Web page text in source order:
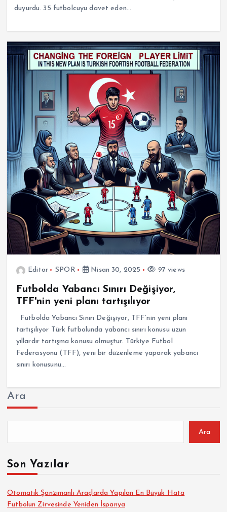
duyurdu. 35 futbolcuyu davet eden…
Editor SPOR Nisan 30, 2025 97 views
Futbolda Yabancı Sınırı Değişiyor,
TFF'nin yeni planı tartışılıyor
Futbolda Yabancı Sınırı Değişiyor, TFF’nin yeni planı
tartışılıyor Türk futbolunda yabancı sınırı konusu uzun
yıllardır tartışma konusu olmuştur. Türkiye Futbol
Federasyonu (TFF), yeni bir düzenleme yaparak yabancı
sınırı konusunu…
Ara
Ara
Son Yazılar
Otomatik Şanzımanlı Araçlarda Yapılan En Büyük Hata
Futbolun Zirvesinde Yeniden İspanya